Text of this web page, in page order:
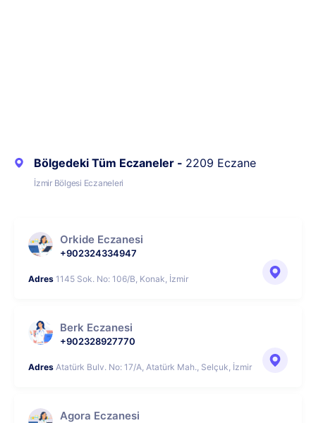
Bölgedeki Tüm Eczaneler - 2209 Eczane
İzmir Bölgesi Eczaneleri
Orkide Eczanesi
+902324334947
Adres 1145 Sok. No: 106/B, Konak, İzmir
Berk Eczanesi
+902328927770
Adres Atatürk Bulv. No: 17/A, Atatürk Mah., Selçuk, İzmir
Agora Eczanesi